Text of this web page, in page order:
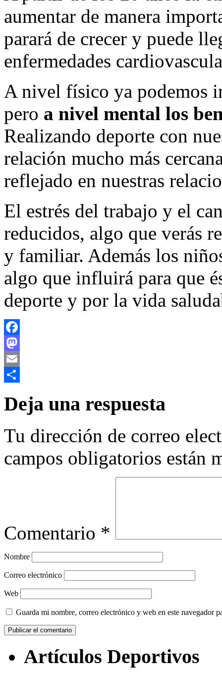
aumentar de manera
parará de crecer y puede
enfermedades
A nivel físico ya podemos
pero a nivel mental los
Realizando deporte con
relación mucho más
reflejado en nuestras
El estrés del trabajo y el
reducidos, algo que verás
y familiar. Además los
algo que influirá para que
deporte y por la vida
Facebook
Mastodon
Email
Deja una respuesta
Tu dirección de correo
campos obligatorios están
Comentario *
Nombre
Correo electrónico
Web
Guarda mi nombre, correo electrónico y web en este navegador
Artículos Deportivos